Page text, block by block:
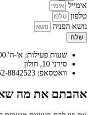
אימייל
טלפון
נושא הפניה
שלח
שעות פעילות: א'-ה' 08:00-16:00
סירני 10, חולון
וואטסאפ: 052-8842523
אהבתם את מה